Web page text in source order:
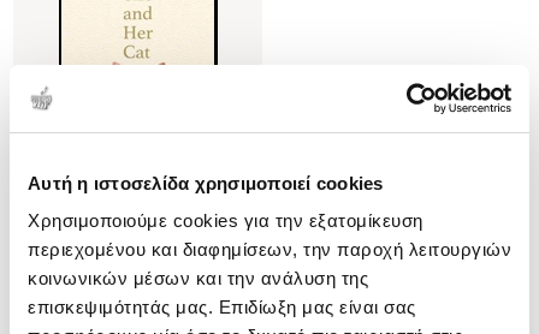
Αυτή η ιστοσελίδα χρησιμοποιεί cookies
Χρησιμοποιούμε cookies για την εξατομίκευση
περιεχομένου και διαφημίσεων, την παροχή λειτουργιών
κοινωνικών μέσων και την ανάλυση της
επισκεψιμότητάς μας. Επιδίωξη μας είναι σας
(0)
(P/B) She and her Cat
SHINKAI MAKOTO
Κωδ. Πολιτείας:3452-4503